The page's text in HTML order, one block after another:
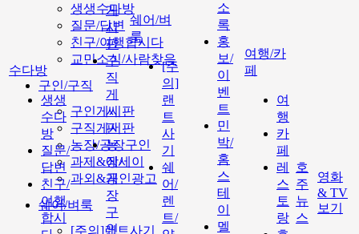
생생수다방
질문/답변
친구/여행합시다
교민소식/사람찾음
구인/구직
구인게시판
구직게시판
농장/공장구인
과제&에세이
과외&개인광고
쉐어/벼룩
[주의]랜트사기
수다방
생생
수다
방
질문/
답변
친구/
여행
합시
게
시
판
구
직
게
시
판
농
장/
공
장
구
인
쉐어/벼
룩
[주
의]
랜
트
사
기
쉐
어/
렌
트/
소
록
홍
보/
이
벤
트
민
박/
홈
스
테
이
멜
여행/카
페
여
행
카
페
레
스
토
랑
호
주
뉴
스
영화
& TV
보기